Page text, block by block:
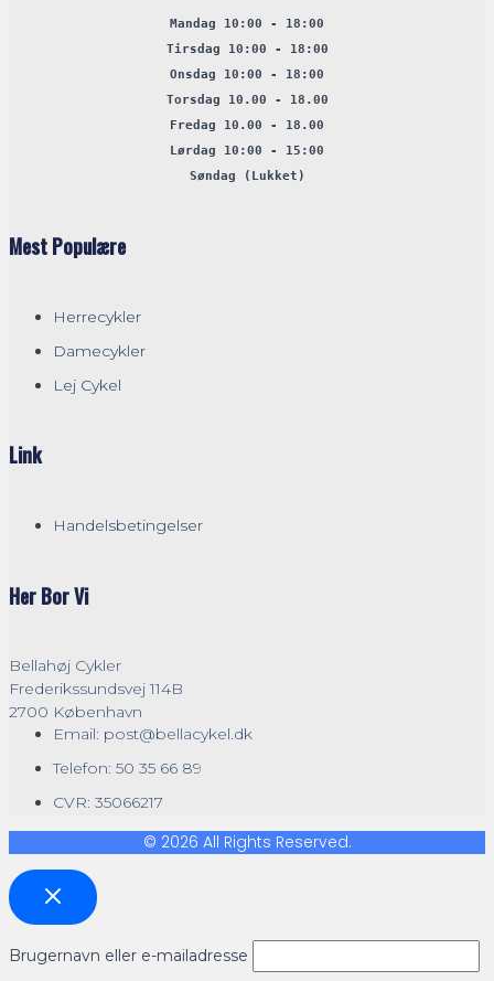
Mandag 10:00 - 18:00
Tirsdag 10:00 - 18:00
Onsdag 10:00 - 18:00
Torsdag 10.00 - 18.00
Fredag 10.00 - 18.00
Lørdag 10:00 - 15:00
Søndag ( Lukket )
Mest Populære
Herrecykler
Damecykler
Lej Cykel
Link
Handelsbetingelser
Her Bor Vi
Bellahøj Cykler
Frederikssundsvej 114B
2700 København
Email: post@bellacykel.dk
Telefon: 50 35 66 89
CVR: 35066217
© 2026 All Rights Reserved.
Brugernavn eller e-mailadresse